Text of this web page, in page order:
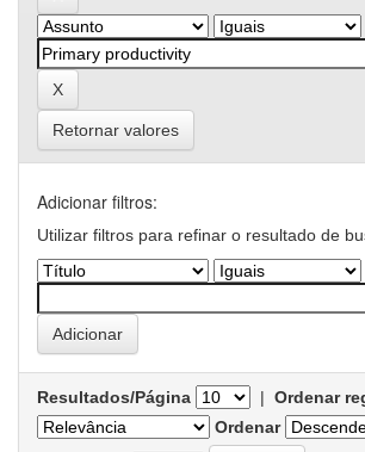
Retornar valores
Adicionar filtros:
Utilizar filtros para refinar o resultado de
Resultados/Página | Ordenar
Ordenar